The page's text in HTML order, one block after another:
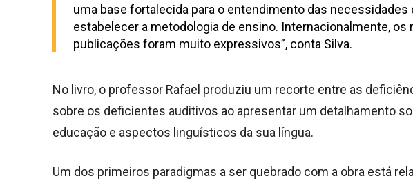
uma base fortalecida para o entendimento das necessidades
estabelecer a metodologia de ensino. Internacionalmente, os
publicações foram muito expressivos”, conta Silva.
No livro, o professor Rafael produziu um recorte entre as
sobre os deficientes auditivos ao apresentar um detalhamento
educação e aspectos linguísticos da sua língua.
Um dos primeiros paradigmas a ser quebrado com a obra está